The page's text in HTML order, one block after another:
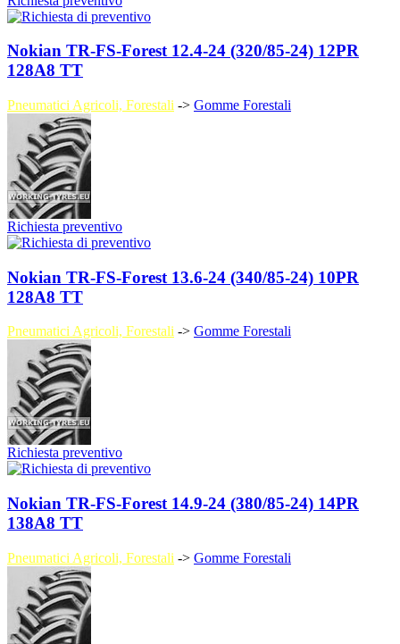
Nokian TR-FS-Forest 12.4-24 (320/85-24) 12PR
128A8 TT
Pneumatici Agricoli, Forestali -> Gomme Forestali
Richiesta preventivo
Nokian TR-FS-Forest 13.6-24 (340/85-24) 10PR
128A8 TT
Pneumatici Agricoli, Forestali -> Gomme Forestali
Richiesta preventivo
Nokian TR-FS-Forest 14.9-24 (380/85-24) 14PR
138A8 TT
Pneumatici Agricoli, Forestali -> Gomme Forestali